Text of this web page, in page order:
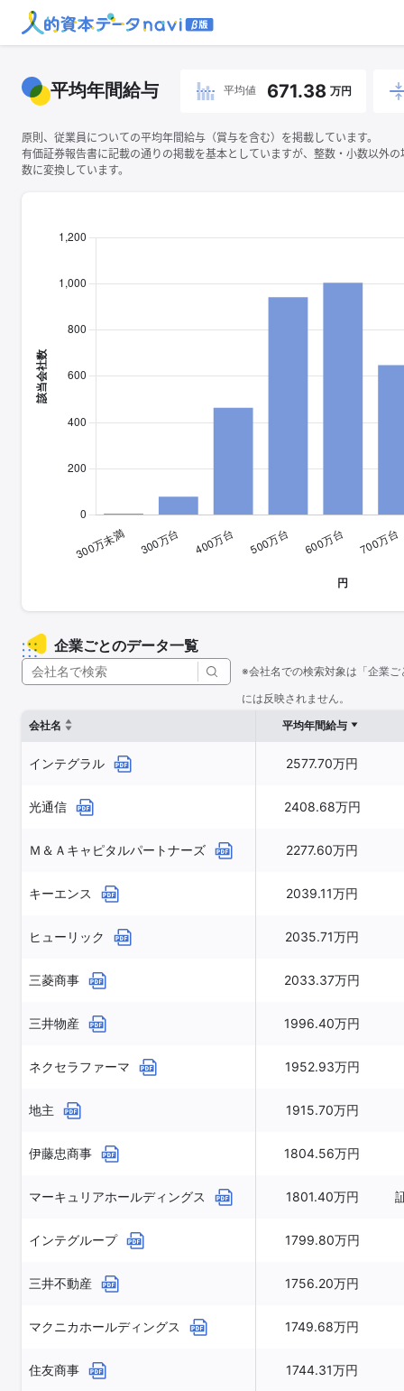
平均年間給与 平均値 671.38 万円
原則、従業員についての平均年間給与（賞与を含む）を掲載しています。
有価証券報告書に記載の通りの掲載を基本としていますが、整数・小数以外
数に変換しています。
企業ごとのデータ一覧
※会社名での検索対象は「企業
には反映されません。
会社名
平均年間給与
インテグラル 2577.70万円
光通信 2408.68万円
Ｍ＆Ａキャピタルパートナーズ 2277.60万円
キーエンス 2039.11万円
ヒューリック 2035.71万円
三菱商事 2033.37万円
三井物産 1996.40万円
ネクセラファーマ 1952.93万円
地主 1915.70万円
伊藤忠商事 1804.56万円
マーキュリアホールディングス 1801.40万円
インテグループ 1799.80万円
三井不動産 1756.20万円
マクニカホールディングス 1749.68万円
住友商事 1744.31万円